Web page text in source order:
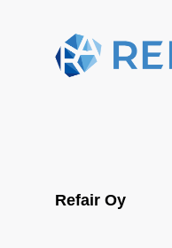
Refair Oy